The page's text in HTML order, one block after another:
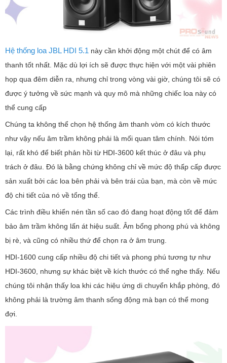
Hệ thống loa JBL HDI 5.1 này cần khởi động một chút để có âm
thanh tốt nhất. Mặc dù lợi ích sẽ được thực hiện với một vài phiên
họp qua đêm diễn ra, nhưng chỉ trong vòng vài giờ, chúng tôi sẽ có
được ý tưởng về sức mạnh và quy mô mà những chiếc loa này có
thể cung cấp
Chúng ta không thể chọn hệ thống âm thanh vòm có kích thước
như vậy nếu âm trầm không phải là mối quan tâm chính. Nói tóm
lại, rất khó để biết phản hồi từ HDI-3600 kết thúc ở đâu và phụ
trách ở đâu. Đó là bằng chứng không chỉ về mức độ thấp cấp được
sản xuất bởi các loa bên phải và bên trái của bạn, mà còn về mức
độ chi tiết của nó về tổng thể.
Các trình điều khiển nén tần số cao đó đang hoạt động tốt để đảm
bảo âm trầm không lấn át hiệu suất. Âm bổng phong phú và không
bị rè, và cũng có nhiều thứ để chọn ra ở âm trung.
HDI-1600 cung cấp nhiều độ chi tiết và phong phú tương tự như
HDI-3600, nhưng sự khác biệt về kích thước có thể nghe thấy. Nếu
chúng tôi nhận thấy loa khi các hiệu ứng di chuyển khắp phòng, đó
không phải là trường âm thanh sống động mà bạn có thể mong
đợi.